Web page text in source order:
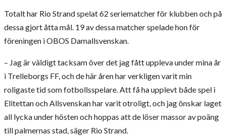
Totalt har Rio Strand spelat 62 seriematcher för klubben och på
dessa gjort åtta mål. 19 av dessa matcher spelade hon för
föreningen i OBOS Damallsvenskan.
– Jag är väldigt tacksam över det jag fått uppleva under mina år
i Trelleborgs FF, och de här åren har verkligen varit min
roligaste tid som fotbollsspelare. Att få ha upplevt både spel i
Elitettan och Allsvenskan har varit otroligt, och jag önskar laget
all lycka under hösten och hoppas att de löser massor av poäng
till palmernas stad, säger Rio Strand.